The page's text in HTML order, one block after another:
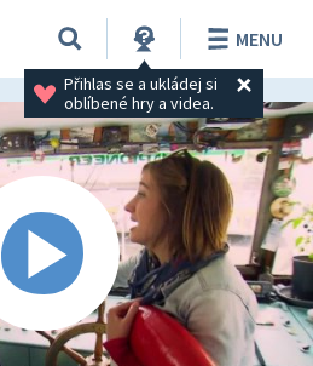
Přihlas se a ukládej si
oblíbené hry a videa.
MENU